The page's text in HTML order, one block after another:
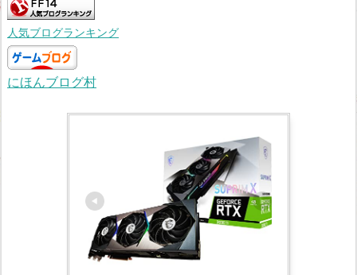
人気ブログランキング
にほんブログ村